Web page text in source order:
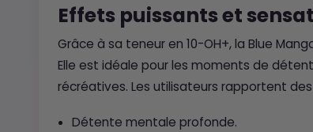
Effets puissants et
Grâce à sa teneur en 10-OH+, la Blue
Elle est idéale pour les moments de
récréatives. Les utilisateurs rapportent
Détente mentale profonde.